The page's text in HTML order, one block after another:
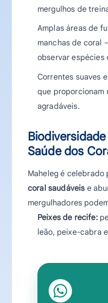
mergulhos de
Amplas áreas de
manchas de coral
observar espécies
Correntes suaves
que proporcionam
agradáveis.
Saúde dos
Maheleg é celebrado
coral saudáveis e
mergulhadores
Peixes de recife:
leão, peixe-cabra